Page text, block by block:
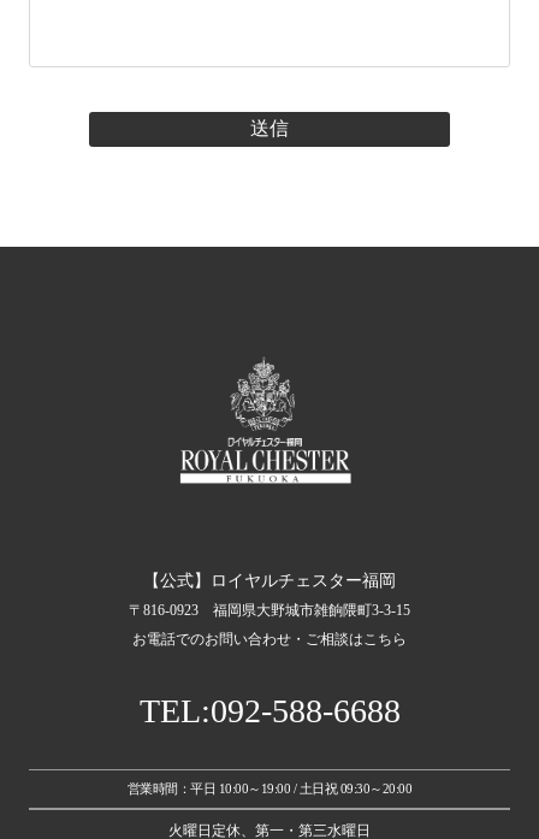
【公式】ロイヤルチェスター福岡
〒816-0923 福岡県大野城市雑餉隈町3-3-15
お電話でのお問い合わせ・ご相談はこちら
TEL:092-588-6688
営業時間：平日 10:00～19:00 / 土日祝 09:30～20:00
火曜日定休、第一・第三水曜日